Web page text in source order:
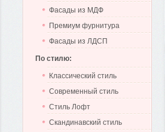
Фасады из МДФ
Премиум фурнитура
Фасады из ЛДСП
По стилю:
Классический стиль
Современный стиль
Стиль Лофт
Скандинавский стиль